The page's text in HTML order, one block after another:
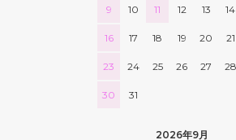
9 10 11 12 13 14
16 17 18 19 20 21
23 24 25 26 27 28
30 31
2026年9月